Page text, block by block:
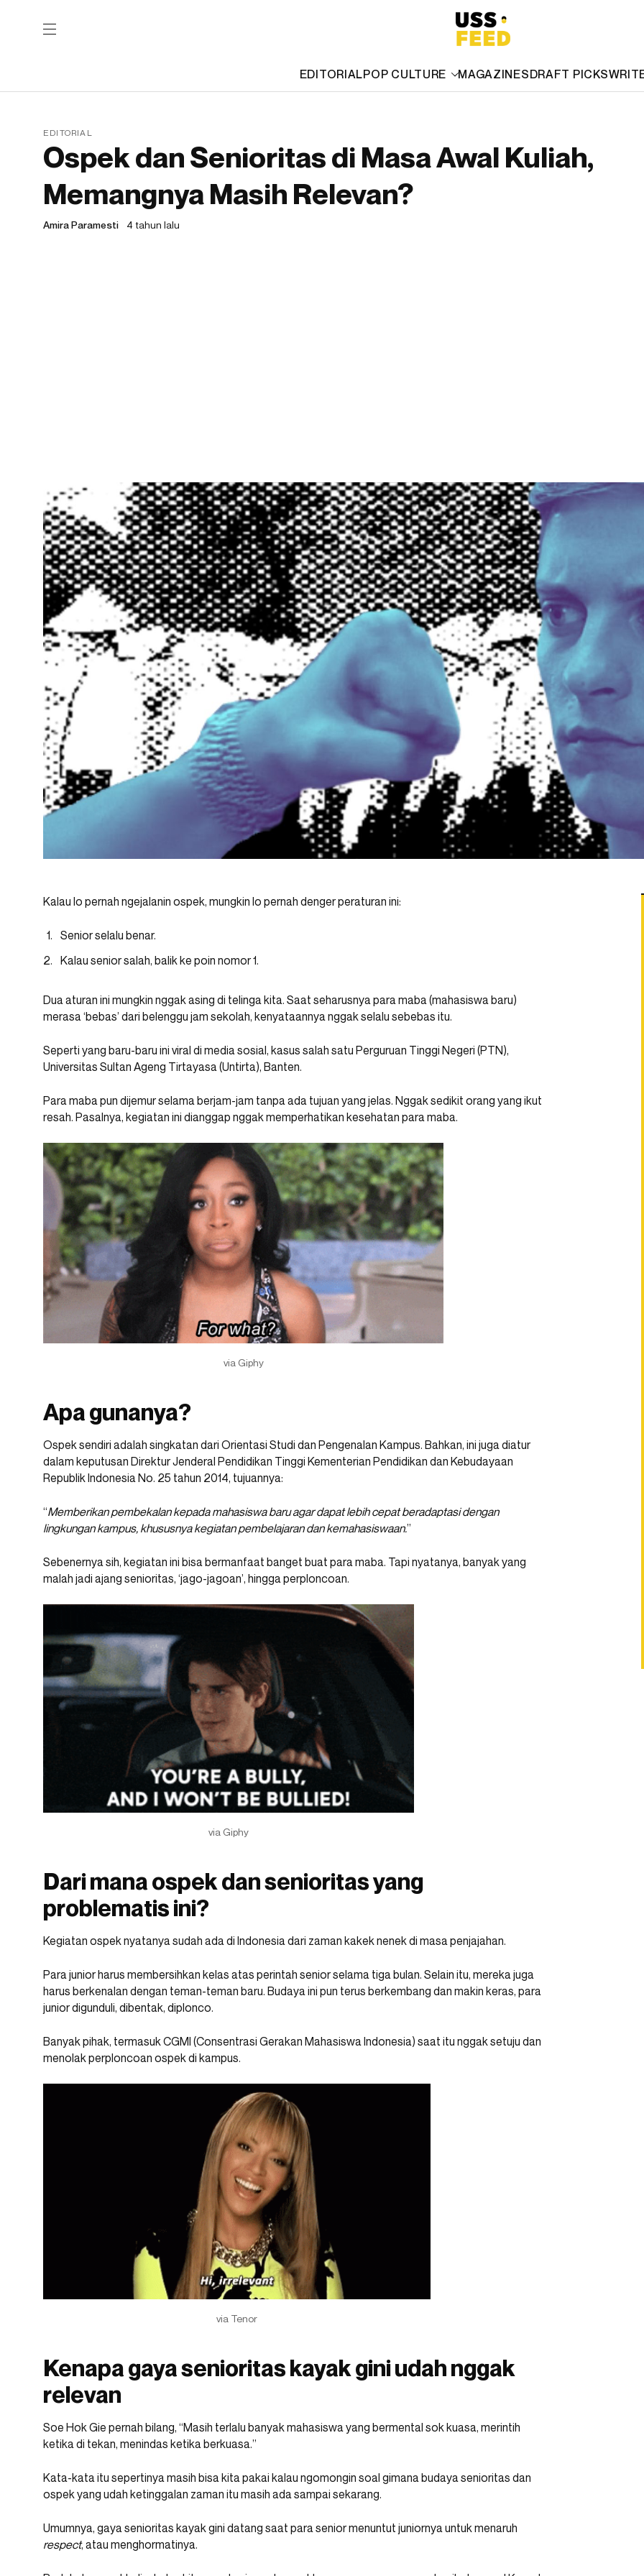
EDITORIALPOP CULTURE MAGAZINESDRAFT PICKS
EDITORIAL
Ospek dan Senioritas di Masa Awal Kuliah,
Memangnya Masih Relevan?
Amira Paramesti 4 tahun lalu
Kalau lo pernah ngejalanin ospek, mungkin lo pernah denger peraturan ini:
Senior selalu benar.
Kalau senior salah, balik ke poin nomor 1.
Dua aturan ini mungkin nggak asing di telinga kita. Saat seharusnya para maba (mahasiswa baru)
merasa ‘bebas’ dari belenggu jam sekolah, kenyataannya nggak selalu sebebas itu.
Seperti yang baru-baru ini viral di media sosial, kasus salah satu Perguruan Tinggi Negeri (PTN),
Universitas Sultan Ageng Tirtayasa (Untirta), Banten.
Para maba pun dijemur selama berjam-jam tanpa ada tujuan yang jelas. Nggak sedikit orang yang ikut
resah. Pasalnya, kegiatan ini dianggap nggak memperhatikan kesehatan para maba.
via Giphy
Apa gunanya?
Ospek sendiri adalah singkatan dari Orientasi Studi dan Pengenalan Kampus. Bahkan, ini juga diatur
dalam keputusan Direktur Jenderal Pendidikan Tinggi Kementerian Pendidikan dan Kebudayaan
Republik Indonesia No. 25 tahun 2014, tujuannya:
“Memberikan pembekalan kepada mahasiswa baru agar dapat lebih cepat beradaptasi dengan
lingkungan kampus, khususnya kegiatan pembelajaran dan kemahasiswaan.”
Sebenernya sih, kegiatan ini bisa bermanfaat banget buat para maba. Tapi nyatanya, banyak yang
malah jadi ajang senioritas, ‘jago-jagoan’, hingga perploncoan.
via Giphy
Dari mana ospek dan senioritas yang
problematis ini?
Kegiatan ospek nyatanya sudah ada di Indonesia dari zaman kakek nenek di masa penjajahan.
Para junior harus membersihkan kelas atas perintah senior selama tiga bulan. Selain itu, mereka juga
harus berkenalan dengan teman-teman baru. Budaya ini pun terus berkembang dan makin keras, para
junior digunduli, dibentak, diplonco.
Banyak pihak, termasuk CGMI (Consentrasi Gerakan Mahasiswa Indonesia) saat itu nggak setuju dan
menolak perploncoan ospek di kampus.
via Tenor
Kenapa gaya senioritas kayak gini udah nggak
relevan
Soe Hok Gie pernah bilang, “Masih terlalu banyak mahasiswa yang bermental sok kuasa, merintih
ketika di tekan, menindas ketika berkuasa.”
Kata-kata itu sepertinya masih bisa kita pakai kalau ngomongin soal gimana budaya senioritas dan
ospek yang udah ketinggalan zaman itu masih ada sampai sekarang.
Umumnya, gaya senioritas kayak gini datang saat para senior menuntut juniornya untuk menaruh
respect, atau menghormatinya.